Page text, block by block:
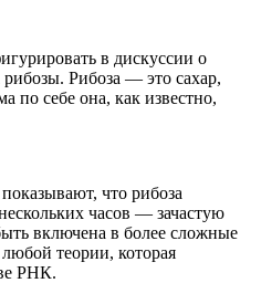
в дискуссии о
Рибоза — это сахар,
по себе она, как известно,
что рибоза
часов — зачастую
включена в более сложные
теории, которая
РНК.